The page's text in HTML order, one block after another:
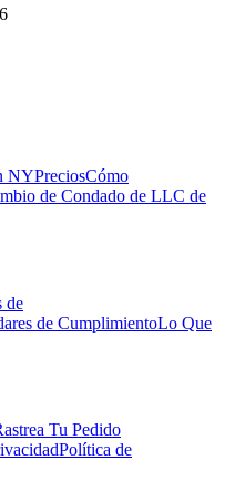
NYPreciosCómo
de Condado de LLC de
de
de CumplimientoLo Que
Tu Pedido
Política de